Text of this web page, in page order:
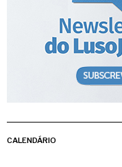
CALENDÁRIO